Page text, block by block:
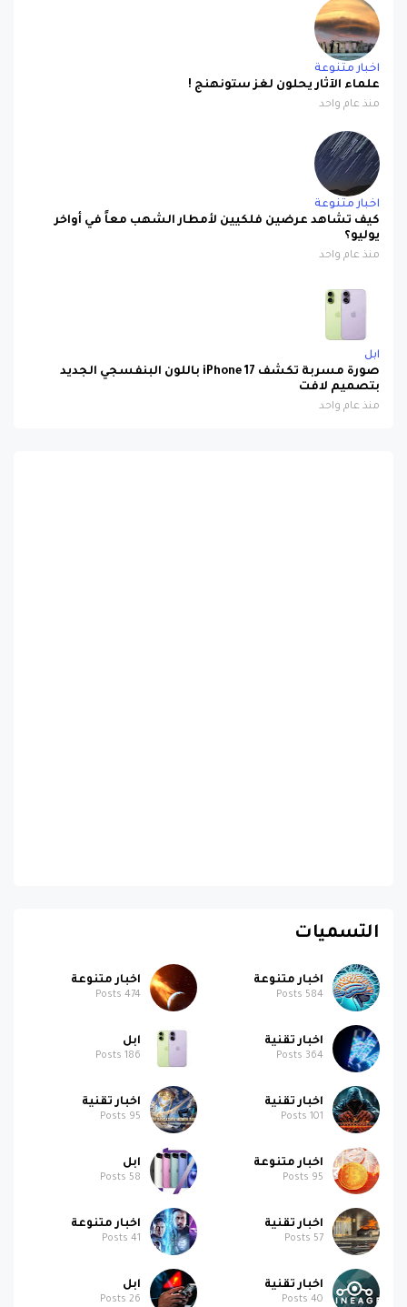
اخبار متنوعة
علماء الآثار يحلون لغز ستونهنج !
منذ عام واحد
اخبار متنوعة
كيف تشاهد عرضين فلكيين لأمطار الشهب معاً في أواخر
يوليو؟
منذ عام واحد
ابل
صورة مسربة تكشف iPhone 17 باللون البنفسجي الجديد
بتصميم لافت
منذ عام واحد
التسميات
اخبار متنوعة
584
اخبار متنوعة
474
اخبار تقنية
364
ابل
186
اخبار تقنية
101
اخبار تقنية
95
اخبار متنوعة
95
ابل
58
اخبار تقنية
57
اخبار متنوعة
41
اخبار تقنية
40
ابل
26